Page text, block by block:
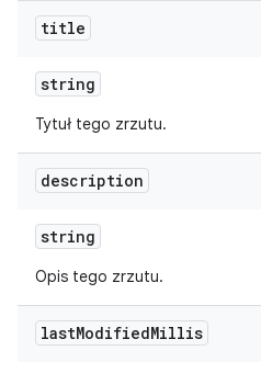
title
string
Tytuł tego zrzutu.
description
string
Opis tego zrzutu.
lastModifiedMillis